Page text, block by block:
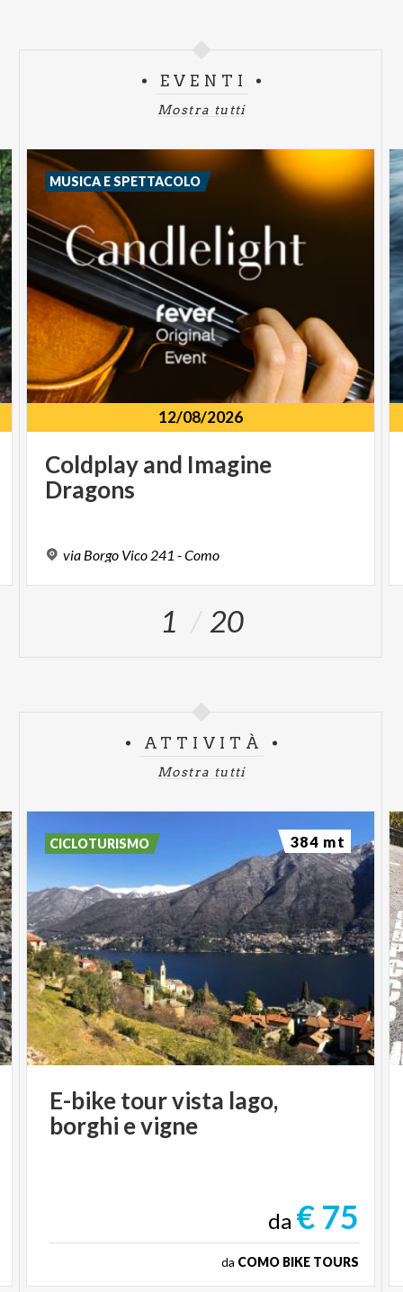
EVENTI
Mostra tutti
12/08/2026
Coldplayand Imagine
Dragons
via Borgo Vico 241 -Como
MUSICA E SPETTACOLO
1 20
ATTIVITÀ
Mostra tutti
E-biketourvista lago,
borghi evigne
da € 75
da COMO BIKE TOURS
CICLOTURISMO 384 mt